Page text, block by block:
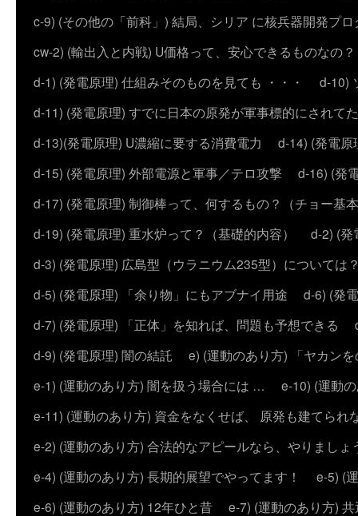
c-9) (その他の「前科」) 結局、シリア に核兵器開発プ
cw-2) (輸出入と内戦) U価格って、安心できるものなの？
d-1) (発電原理) 仕組みそのものを見ても ・・・
d-10)
d-11) (発電原理) すでに日本の原発が軍事標的にされて
d-13)(発電原理) U濃縮に要する消費電力
d-14) (発電
d-15) (発電原理) 外部電源と軍事／テロ攻撃
d-16) (発
d-17) (発電原理) 制御棒って、何するもの？（チョー基
d-19) (発電原理) 重水炉って？（基礎的内容）
d-2) (発
d-3) (発電原理) 広島型（ウラニウム235型）については
d-5) (発電原理) 「余り物」にもアブナイ用途
d-6) (発
d-7) (発電原理) 「正体」を知れば、問題も予想できる
d-9) (発電原理) 闇の結託
e) (運動のあり方) 「ヤカン
e-1) (運動のあり方) 闇を扱う場合には …
e-10) (運動
e-11) (運動のあり方) 資金をなくせば、 原発も建てられ
e-2) (運動のあり方) 合法的なアピールなら、やりましょ
e-4) (運動のあり方) 長期的展望でやってます！
e-5) (
e-6) (運動のあり方) 12年ひと昔
e-7) (運動のあり方)